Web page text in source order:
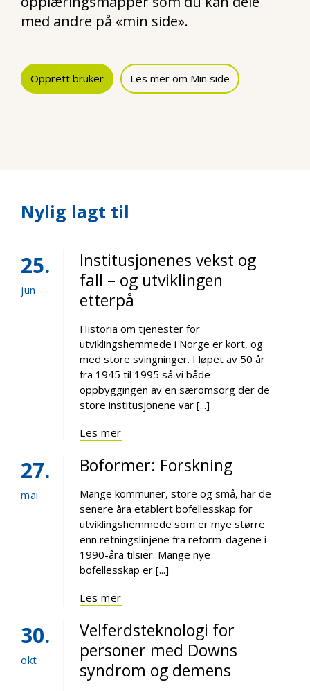
med andre på «min side».
Opprett bruker Les mer om Min side
Nylig lagt til
25
jun
Institusjonenes vekst og
fall – og utviklingen
etterpå
Historia om tjenester for
utviklingshemmede i Norge er kort, og
med store svingninger. I løpet av 50 år
fra 1945 til 1995 så vi både
oppbyggingen av en særomsorg der de
store institusjonene var [...]
Les mer
27
mai
Boformer: Forskning
Mange kommuner, store og små, har de
senere åra etablert bofellesskap for
utviklingshemmede som er mye større
enn retningslinjene fra reform-dagene i
1990-åra tilsier. Mange nye
bofellesskap er [...]
Les mer
30
okt
Velferdsteknologi for
personer med Downs
syndrom og demens